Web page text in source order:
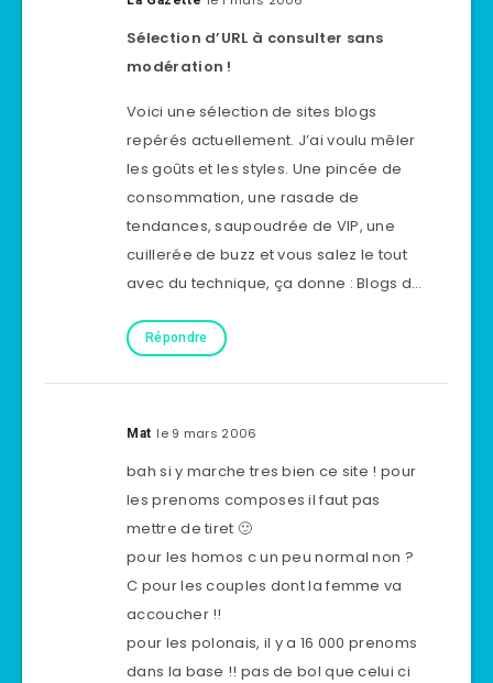
Sélection d’URL à consulter sans
modération !
Voici une sélection de sites blogs
repérés actuellement. J’ai voulu mêler
les goûts et les styles. Une pincée de
consommation, une rasade de
tendances, saupoudrée de VIP, une
cuillerée de buzz et vous salez le tout
avec du technique, ça donne : Blogs d…
Répondre
Mat le 9 mars 2006
bah si y marche tres bien ce site ! pour
les prenoms composes il faut pas
mettre de tiret 🙂
pour les homos c un peu normal non ?
C pour les couples dont la femme va
accoucher !!
pour les polonais, il y a 16 000 prenoms
dans la base !! pas de bol que celui ci